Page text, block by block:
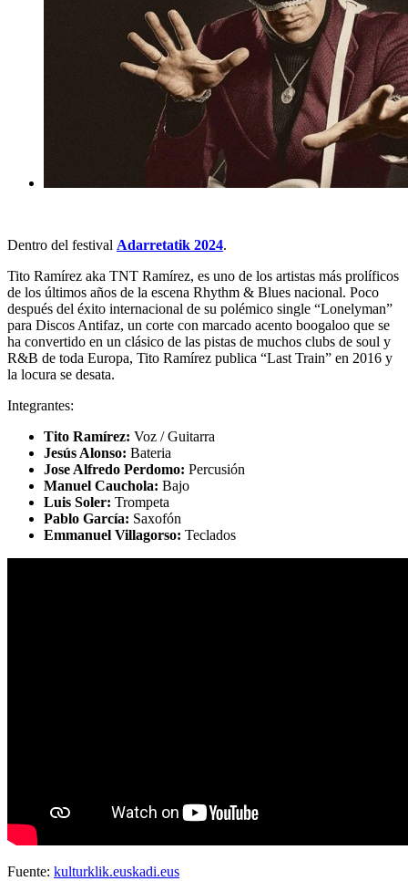
Dentro del festival Adarretatik 2024.
Tito Ramírez aka TNT Ramírez, es uno de los artistas más prolíficos
de los últimos años de la escena Rhythm & Blues nacional. Poco
después del éxito internacional de su polémico single “Lonelyman”
para Discos Antifaz, un corte con marcado acento boogaloo que se
ha convertido en un clásico de las pistas de muchos clubs de soul y
R&B de toda Europa, Tito Ramírez publica “Last Train” en 2016 y
la locura se desata.
Integrantes:
Tito Ramírez: Voz / Guitarra
Jesús Alonso: Bateria
Jose Alfredo Perdomo: Percusión
Manuel Cauchola: Bajo
Luis Soler: Trompeta
Pablo García: Saxofón
Emmanuel Villagorso: Teclados
Fuente: kulturklik.euskadi.eus